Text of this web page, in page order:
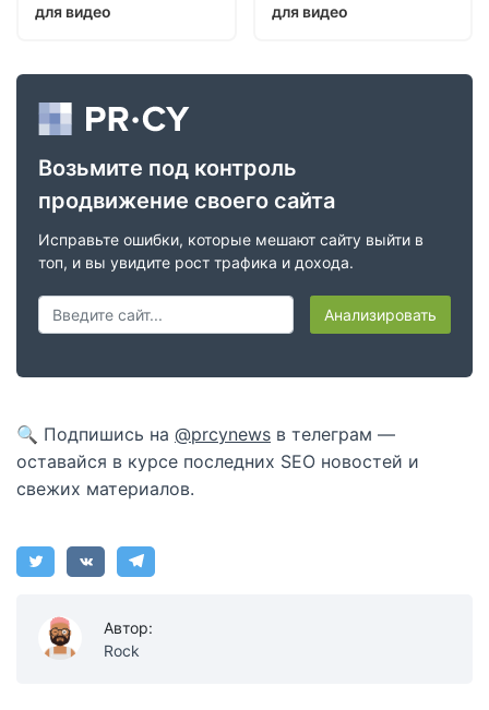
для видео для видео
Возьмите под контроль
продвижение своего сайта
Исправьте ошибки, которые мешают сайту выйти в
топ, и вы увидите рост трафика и дохода.
Анализировать
🔍 Подпишись на @prcynews в телеграм —
оставайся в курсе последних SEO новостей и
свежих материалов.
Автор:
Rock